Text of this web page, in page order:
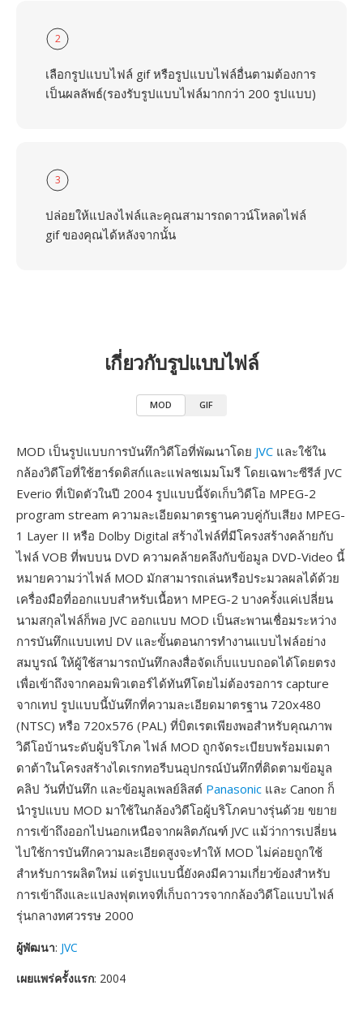
2
เลือกรูปแบบไฟล์ gif หรือรูปแบบไฟล์อื่นตามต้องการ
เป็นผลลัพธ์(รองรับรูปแบบไฟล์มากกว่า 200 รูปแบบ)
3
ปล่อยให้แปลงไฟล์และคุณสามารถดาวน์โหลดไฟล์
gif ของคุณได้หลังจากนั้น
เกี่ยวกับรูปแบบไฟล์
MOD GIF
MOD เป็นรูปแบบการบันทึกวิดีโอที่พัฒนาโดย JVC และใช้ใน
กล้องวิดีโอที่ใช้ฮาร์ดดิสก์และแฟลชเมมโมรี โดยเฉพาะซีรีส์ JVC
Everio ที่เปิดตัวในปี 2004 รูปแบบนี้จัดเก็บวิดีโอ MPEG-2
program stream ความละเอียดมาตรฐานควบคู่กับเสียง MPEG-
1 Layer II หรือ Dolby Digital สร้างไฟล์ที่มีโครงสร้างคล้ายกับ
ไฟล์ VOB ที่พบบน DVD ความคล้ายคลึงกับข้อมูล DVD-Video นี้
หมายความว่าไฟล์ MOD มักสามารถเล่นหรือประมวลผลได้ด้วย
เครื่องมือที่ออกแบบสำหรับเนื้อหา MPEG-2 บางครั้งแค่เปลี่ยน
นามสกุลไฟล์ก็พอ JVC ออกแบบ MOD เป็นสะพานเชื่อมระหว่าง
การบันทึกแบบเทป DV และขั้นตอนการทำงานแบบไฟล์อย่าง
สมบูรณ์ ให้ผู้ใช้สามารถบันทึกลงสื่อจัดเก็บแบบถอดได้โดยตรง
เพื่อเข้าถึงจากคอมพิวเตอร์ได้ทันทีโดยไม่ต้องรอการ capture
จากเทป รูปแบบนี้บันทึกที่ความละเอียดมาตรฐาน 720x480
(NTSC) หรือ 720x576 (PAL) ที่บิตเรตเพียงพอสำหรับคุณภาพ
วิดีโอบ้านระดับผู้บริโภค ไฟล์ MOD ถูกจัดระเบียบพร้อมเมตา
ดาต้าในโครงสร้างไดเรกทอรีบนอุปกรณ์บันทึกที่ติดตามข้อมูล
คลิป วันที่บันทึก และข้อมูลเพลย์ลิสต์ Panasonic และ Canon ก็
นำรูปแบบ MOD มาใช้ในกล้องวิดีโอผู้บริโภคบางรุ่นด้วย ขยาย
การเข้าถึงออกไปนอกเหนือจากผลิตภัณฑ์ JVC แม้ว่าการเปลี่ยน
ไปใช้การบันทึกความละเอียดสูงจะทำให้ MOD ไม่ค่อยถูกใช้
สำหรับการผลิตใหม่ แต่รูปแบบนี้ยังคงมีความเกี่ยวข้องสำหรับ
การเข้าถึงและแปลงฟุตเทจที่เก็บถาวรจากกล้องวิดีโอแบบไฟล์
รุ่นกลางทศวรรษ 2000
ผู้พัฒนา: JVC
เผยแพร่ครั้งแรก: 2004